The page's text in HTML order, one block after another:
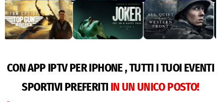
CON APP IPTV PER IPHONE , TUTTI I TUOI EVENTI
SPORTIVI PREFERITI IN UN UNICO POSTO!